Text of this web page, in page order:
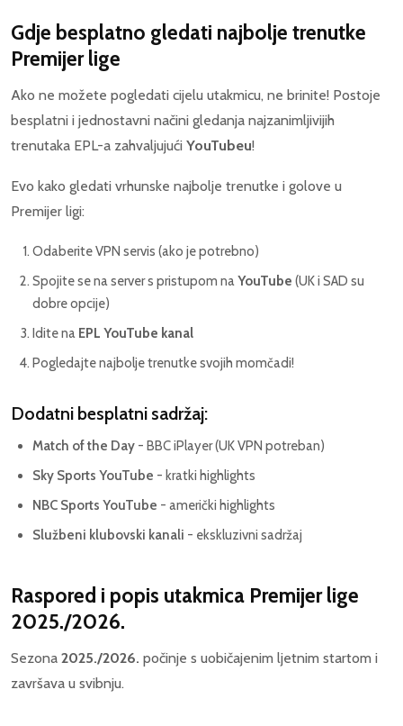
Gdje besplatno gledati najbolje trenutke
Premijer lige
Ako ne možete pogledati cijelu utakmicu, ne brinite! Postoje
besplatni i jednostavni načini gledanja najzanimljivijih
trenutaka EPL-a zahvaljujući YouTubeu!
Evo kako gledati vrhunske najbolje trenutke i golove u
Premijer ligi:
Odaberite VPN servis (ako je potrebno)
Spojite se na server s pristupom naYouTube (UK i SAD su
dobre opcije)
Idite na EPL YouTube kanal
Pogledajte najbolje trenutke svojih momčadi!
Dodatni besplatni sadržaj:
Match of the Day - BBC iPlayer (UK VPN potreban)
Sky Sports YouTube - kratki highlights
NBC Sports YouTube - američki highlights
Službeni klubovski kanali - ekskluzivni sadržaj
Raspored i popis utakmica Premijer lige
2025./2026.
Sezona 2025./2026. počinje s uobičajenim ljetnim startom i
završava u svibnju.